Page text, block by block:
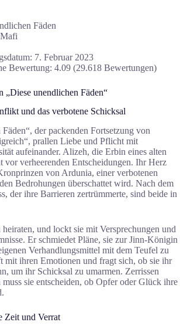
Fäden
7. Februar 2023
Bewertung: 4.09 (29.618 Bewertungen)
„Diese unendlichen Fäden“
und das verbotene Schicksal
der packenden Fortsetzung von
prallen Liebe und Pflicht mit
aufeinander. Alizeh, die Erbin eines alten
vor verheerenden Entscheidungen. Ihr Herz
von Ardunia, einer verbotenen
Bedrohungen überschattet wird. Nach dem
der ihre Barrieren zertrümmerte, sind beide in
und lockt sie mit Versprechungen und
Er schmiedet Pläne, sie zur Jinn-Königin
Verhandlungsmittel mit dem Teufel zu
mit ihren Emotionen und fragt sich, ob sie ihr
um ihr Schicksal zu umarmen. Zerrissen
sie entscheiden, ob Opfer oder Glück ihre
Zeit und Verrat